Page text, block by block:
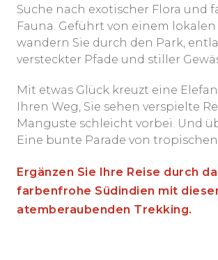
Suche nach exotischer Flora und
Fauna. Geführt von einem
wandern Sie durch den Park,
versteckter Pfade und stiller
Mit etwas Glück kreuzt eine
Ihren Weg, Sie sehen verspielte
Manguste schleicht vorbei. Und
Eine bunte Parade von tropischen
Ergänzen Sie Ihre Reise durch
farbenfrohe Südindien mit
atemberaubenden Trekking.